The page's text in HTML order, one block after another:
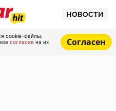
НОВОСТИ
cookie-файлы.
согласие на их
Согласен